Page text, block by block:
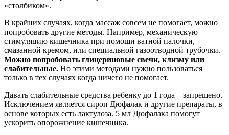
«столбиком».
В крайних случаях, когда массаж совсем не помогает, можно
попробовать другие методы. Например, механическую
стимуляцию кишечника при помощи ватной палочки,
смазанной кремом, или специальной газоотводной трубочки.
Можно попробовать глицериновые свечи, клизму или
слабительные. Но этими методами нужно пользоваться
только в тех случаях когда ничего не помогает.
Давать слабительные средства ребенку до 1 года – запрещено.
Исключением является сироп Дюфалак и другие препараты, в
основе которых есть лактулоза. 5 мл Дюфалака помогут
ускорить опорожнение кишечника.